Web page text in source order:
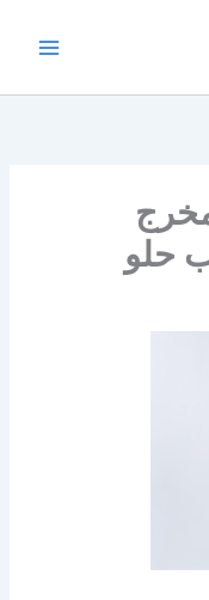
حلو